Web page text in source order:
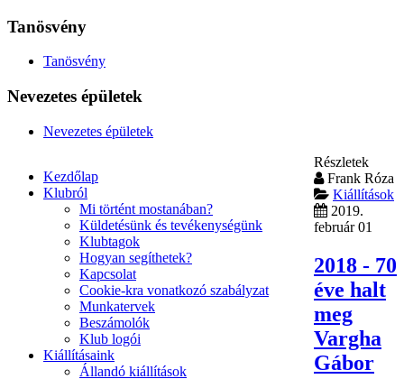
Tanösvény
Tanösvény
Nevezetes épületek
Nevezetes épületek
Kezdőlap
Klubról
Mi történt mostanában?
Küldetésünk és tevékenységünk
Klubtagok
Hogyan segíthetek?
Kapcsolat
Cookie-kra vonatkozó szabályzat
Munkatervek
Beszámolók
Klub logói
Kiállításaink
Állandó kiállítások
Részletek
Frank Róza
Kiállítások
2019.
február 01
2018 - 70
éve halt
meg
Vargha
Gábor